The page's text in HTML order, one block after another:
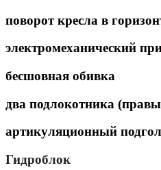
поворот кресла в
электромеханический
бесшовная обивка
два подлокотника
артикуляционный
Гидроблок